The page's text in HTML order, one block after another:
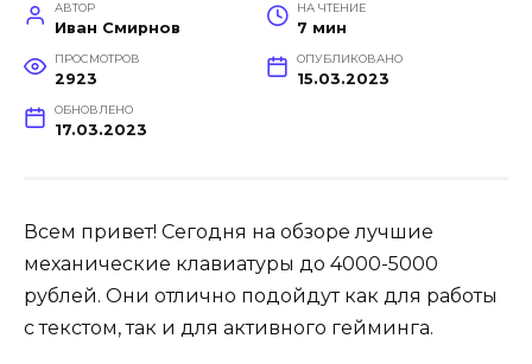
АВТОР
Иван Смирнов
НА ЧТЕНИЕ
7 мин
ПРОСМОТРОВ
2923
ОПУБЛИКОВАНО
15.03.2023
ОБНОВЛЕНО
17.03.2023
Всем привет! Сегодня на обзоре лучшие
механические клавиатуры до 4000-5000
рублей. Они отлично подойдут как для работы
с текстом, так и для активного гейминга.